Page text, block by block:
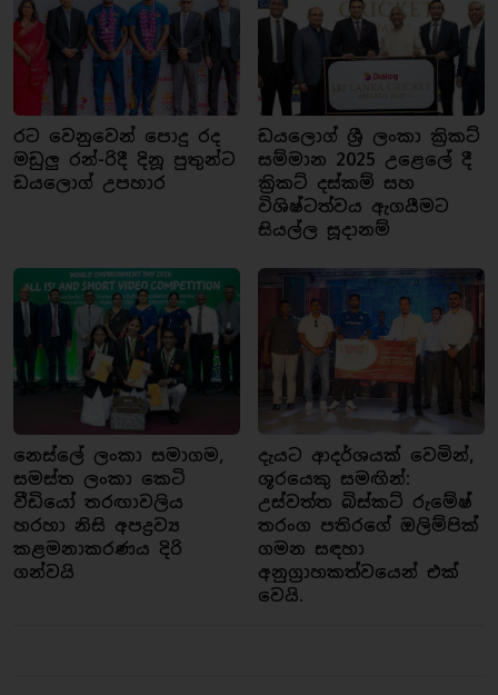
රට වෙනුවෙන් පොදු රද
මඩුලු රන්-රිදී දිනූ පුතුන්ට
ඩයලොග් උපහාර
ඩයලොග් ශ්‍රී ලංකා ක්‍රිකට්
සම්මාන 2025 උළෙලේ දී
ක්‍රිකට් දස්කම් සහ
විශිෂ්ටත්වය ඇගයීමට
සියල්ල සූදානම්
නෙස්ලේ ලංකා සමාගම,
සමස්ත ලංකා කෙටි
වීඩියෝ තරඟාවලිය
හරහා නිසි අපද්‍රව්‍ය
කළමනාකරණය දිරි
ගන්වයි
දැයට ආදර්ශයක් වෙමින්,
ශූරයෙකු සමඟින්:
උස්වත්ත බිස්කට් රුමේෂ්
තරංග පතිරගේ ඔලිම්පික්
ගමන සඳහා
අනුග්‍රාහකත්වයෙන් එක්
වෙයි.